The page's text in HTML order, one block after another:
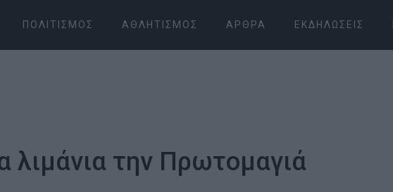
ΠΟΛΙΤΙΣΜΌΣ ΑΘΛΗΤΙΣΜΌΣ ΆΡΘΡΑ ΕΚΔΗΛΏΣΕΙΣ
λιμάνια την Πρωτομαγιά